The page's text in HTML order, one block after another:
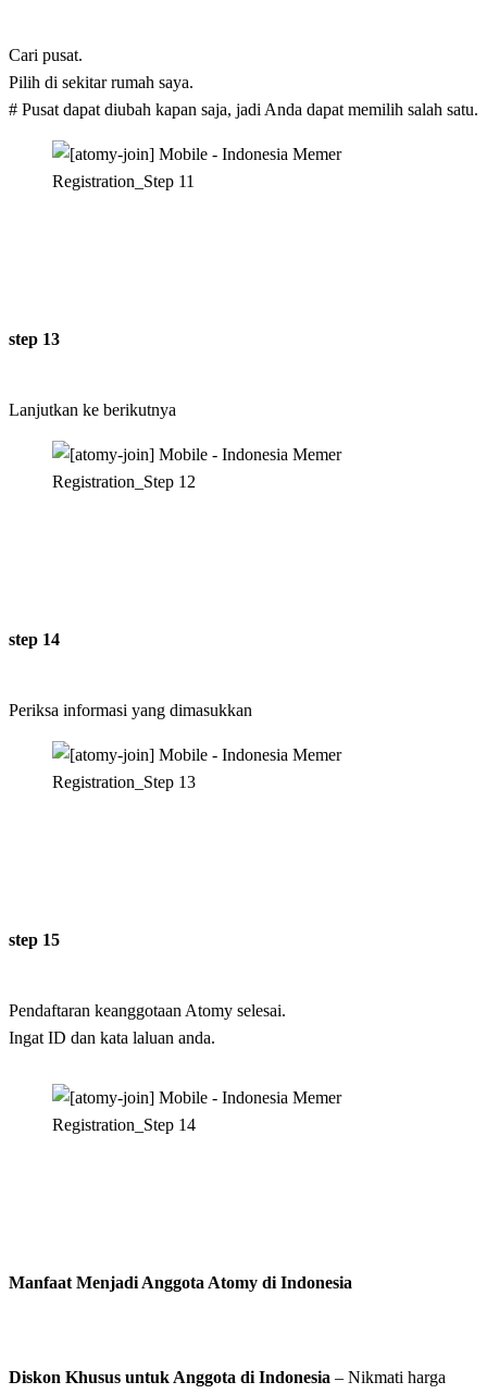
Cari pusat.
Pilih di sekitar rumah saya.
# Pusat dapat diubah kapan saja, jadi Anda dapat memilih salah satu.
step 13
Lanjutkan ke berikutnya
step 14
Periksa informasi yang dimasukkan
step 15
Pendaftaran keanggotaan Atomy selesai.
Ingat ID dan kata laluan anda.
Manfaat Menjadi Anggota Atomy di Indonesia
Diskon Khusus untuk Anggota di Indonesia – Nikmati harga